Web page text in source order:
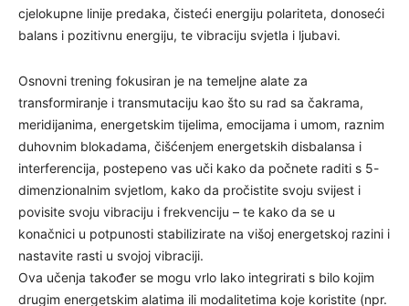
cjelokupne linije predaka, čisteći energiju polariteta, donoseći
balans i pozitivnu energiju, te vibraciju svjetla i ljubavi.
Osnovni trening fokusiran je na temeljne alate za
transformiranje i transmutaciju kao što su rad sa čakrama,
meridijanima, energetskim tijelima, emocijama i umom, raznim
duhovnim blokadama, čišćenjem energetskih disbalansa i
interferencija, postepeno vas uči kako da počnete raditi s 5-
dimenzionalnim svjetlom, kako da pročistite svoju svijest i
povisite svoju vibraciju i frekvenciju – te kako da se u
konačnici u potpunosti stabilizirate na višoj energetskoj razini i
nastavite rasti u svojoj vibraciji.
Ova učenja također se mogu vrlo lako integrirati s bilo kojim
drugim energetskim alatima ili modalitetima koje koristite (npr.